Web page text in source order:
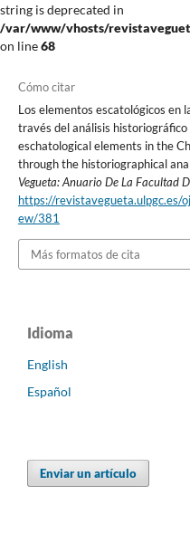
string is deprecated in
/var/www/vhosts/
on line68
Cómo citar
Los elementos escatológicos en
través del análisis
eschatological elements in the
through the historiographical
Vegueta: Anuario De La Facultad
https://
ew/381
Más formatos de cita
Idioma
English
Español
Enviar un artículo